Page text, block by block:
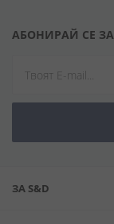
АБОНИРАЙ СЕ
ЗА S&D